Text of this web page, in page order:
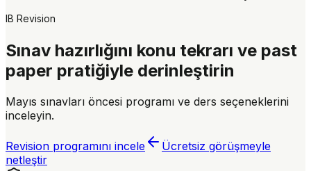
IB Revision
Sınav hazırlığını konu tekrarı ve past
paper pratiğiyle derinleştirin
Mayıs sınavları öncesi programı ve ders seçeneklerini
inceleyin.
Revision programını incele
Ücretsiz görüşmeyle
netleştir